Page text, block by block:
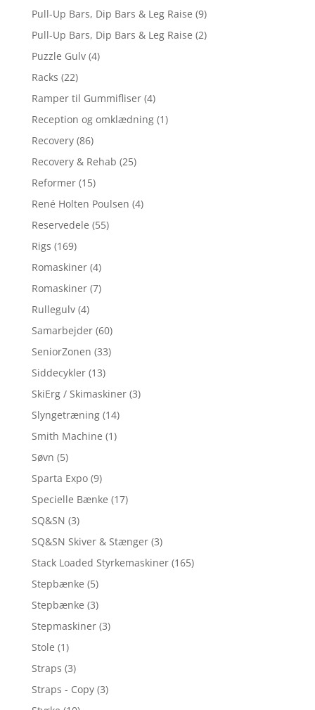
Pull-Up Bars, Dip Bars & Leg Raise (9)
Pull-Up Bars, Dip Bars & Leg Raise (2)
Puzzle Gulv (4)
Racks (22)
Ramper til Gummifliser (4)
Reception og omklædning (1)
Recovery (86)
Recovery & Rehab (25)
Reformer (15)
René Holten Poulsen (4)
Reservedele (55)
Rigs (169)
Romaskiner (4)
Romaskiner (7)
Rullegulv (4)
Samarbejder (60)
SeniorZonen (33)
Siddecykler (13)
SkiErg / Skimaskiner (3)
Slyngetræning (14)
Smith Machine (1)
Søvn (5)
Sparta Expo (9)
Specielle Bænke (17)
SQ&SN (3)
SQ&SN Skiver & Stænger (3)
Stack Loaded Styrkemaskiner (165)
Stepbænke (5)
Stepbænke (3)
Stepmaskiner (3)
Stole (1)
Straps (3)
Straps - Copy (3)